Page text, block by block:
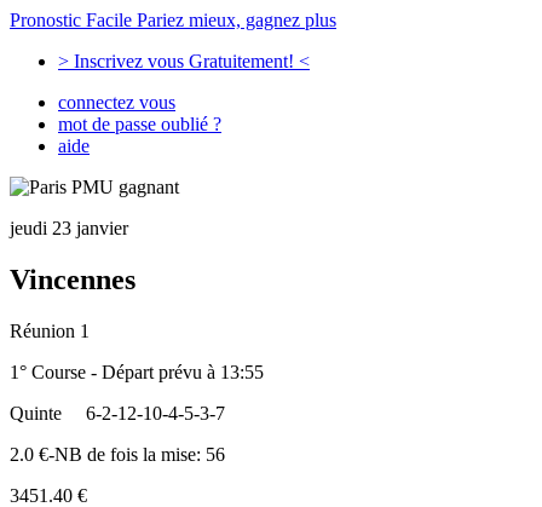
Pronostic Facile Pariez mieux, gagnez plus
> Inscrivez vous Gratuitement! <
connectez vous
mot de passe oublié ?
aide
jeudi 23 janvier
Vincennes
Réunion 1
1° Course - Départ prévu à 13:55
Quinte
6-2-12-10-4-5-3-7
2.0 €-NB de fois la mise: 56
3451.40 €